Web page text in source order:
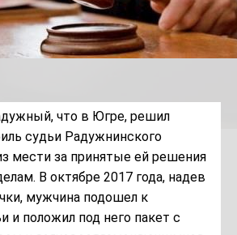
что в Югре, решил
судьи Радужнинского
мести за принятые ей решения
В октябре 2017 года, надев
мужчина подошел к
и положил под него пакет с